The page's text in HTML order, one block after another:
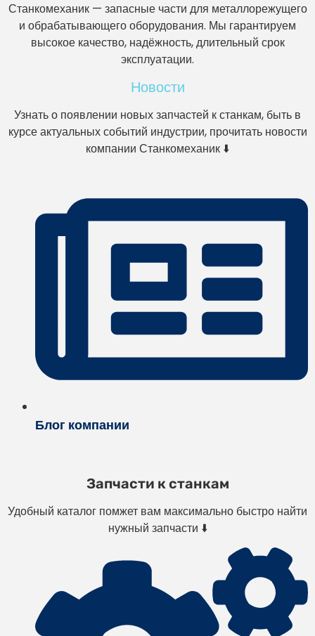
Станкомеханик — запасные части для металлорежущего
и обрабатывающего оборудования. Мы гарантируем
высокое качество, надёжность, длительный срок
эксплуатации.
Новости
Узнать о появлении новых запчастей к станкам, быть в
курсе актуальных событий индустрии, прочитать новости
компании Станкомеханик ⬇️
Блог компании
Запчасти к станкам
Удобный каталог помжет вам максимально быстро найти
нужный запчасти ⬇️